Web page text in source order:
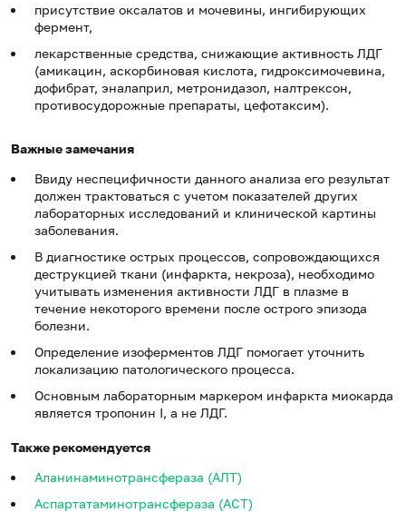
присутствие оксалатов и мочевины, ингибирующих
фермент,
лекарственные средства, снижающие активность ЛДГ
(амикацин, аскорбиновая кислота, гидроксимочевина,
дофибрат, эналаприл, метронидазол, налтрексон,
противосудорожные препараты, цефотаксим).
Важные замечания
Ввиду неспецифичности данного анализа его результат
должен трактоваться с учетом показателей других
лабораторных исследований и клинической картины
заболевания.
В диагностике острых процессов, сопровождающихся
деструкцией ткани (инфаркта, некроза), необходимо
учитывать изменения активности ЛДГ в плазме в
течение некоторого времени после острого эпизода
болезни.
Определение изоферментов ЛДГ помогает уточнить
локализацию патологического процесса.
Основным лабораторным маркером инфаркта миокарда
является тропонин I, а не ЛДГ.
Также рекомендуется
Аланинаминотрансфераза (АЛТ)
Аспартатаминотрансфераза (АСТ)